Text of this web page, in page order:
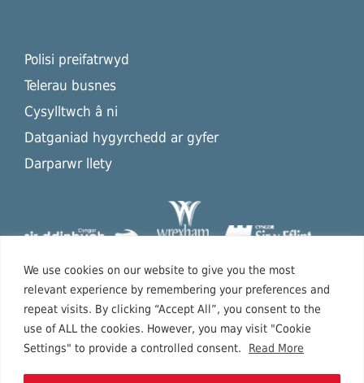
We use cookies on our website to give you the most
relevant experience by remembering your preferences and
repeat visits. By clicking “Accept All”, you consent to the
use of ALL the cookies. However, you may visit "Cookie
Settings" to provide a controlled consent.
Read More
Polisi preifatrwyd
Telerau busnes
Cysylltwch â ni
Datganiad hygyrchedd ar gyfer
Darparwr llety